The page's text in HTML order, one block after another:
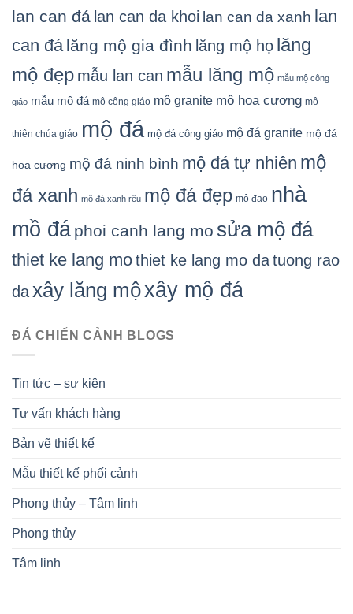
lan can đá lan can da khoi lan can da xanh lan
can đá lăng mộ gia đình lăng mộ họ lăng
mộ đẹp mẫu lan can mẫu lăng mộ mẫu mộ công
giáo mẫu mộ đá mộ công giáo mộ granite mộ hoa cương mộ
thiên chúa giáo mộ đá mộ đá công giáo mộ đá granite mộ đá
hoa cương mộ đá ninh bình mộ đá tự nhiên mộ
đá xanh mộ đá xanh rêu mộ đá đẹp mộ đạo nhà
mồ đá phoi canh lang mo sửa mộ đá
thiet ke lang mothiet ke lang mo datuong rao
daxây lăng mộxây mộ đá
ĐÁ CHIẾN CẢNH BLOGS
Tin tức – sự kiện
Tư vấn khách hàng
Bản vẽ thiết kế
Mẫu thiết kế phối cảnh
Phong thủy – Tâm linh
Phong thủy
Tâm linh